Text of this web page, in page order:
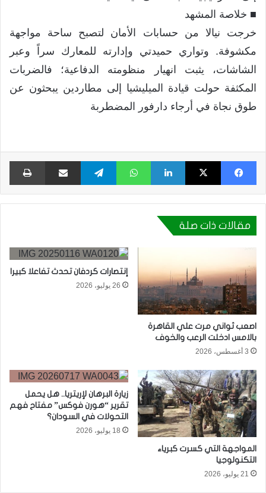
​■ خلاصة المشهد
خرجت نيالا من حسابات الأمان لتصبح ساحة مواجهة
مكشوفة. وتواري حميدتي وإدارته للمعارك سراً وعبر
الشاشات، يثبت انهيار منظومته الدفاعية؛ فالضربات
المكثفة حولت قيادة الميليشيا إلى مطاردين يبحثون عن
طوق نجاة في أرجاء دارفور المضطربة
فيسبوك X لينكدإن واتساب تيلقرام مشاركة عبر البريد
مقالات ذات صلة
اصعب ثواني مرت علي القاهرة
بالامس ادخلت الرعب والخوف
3 أغسطس، 2026
إنتصارات كردفان تحدث تفاعلا كبيرا
26 يوليو، 2026
المواجهة التي كسرت كبرياء
التكنولوجيا
21 يوليو، 2026
زيارة البرهان لإريتريا.. هل يحمل
تقرير “هورن فوكس” مفتاح فهم
التحولات في السودان؟
18 يوليو، 2026